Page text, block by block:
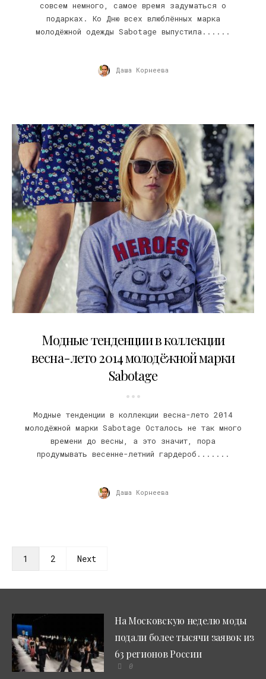
совсем немного, самое время задуматься о
подарках. Ко Дню всех влюблённых марка
молодёжной одежды Sabotage выпустила......
Даша Корнеева
Модные тенденции в коллекции
весна-лето 2014 молодёжной марки
Sabotage
Модные тенденции в коллекции весна-лето 2014
молодёжной марки Sabotage Осталось не так много
времени до весны, а это значит, пора
продумывать весенне-летний гардероб.......
Даша Корнеева
1 2 Next
На Московскую неделю моды
подали более тысячи заявок из
63 регионов России
0